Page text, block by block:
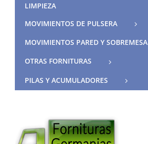
LIMPIEZA
MOVIMIENTOS DE PULSERA
MOVIMIENTOS PARED Y SOBREMESA
OTRAS FORNITURAS
PILAS Y ACUMULADORES